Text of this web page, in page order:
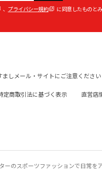
、 プライバシー規約 に同意したものと
ましメール・サイトにご注意ください
定商取引法に基づく表示 直営店
ーのスポーツファッションで日常を